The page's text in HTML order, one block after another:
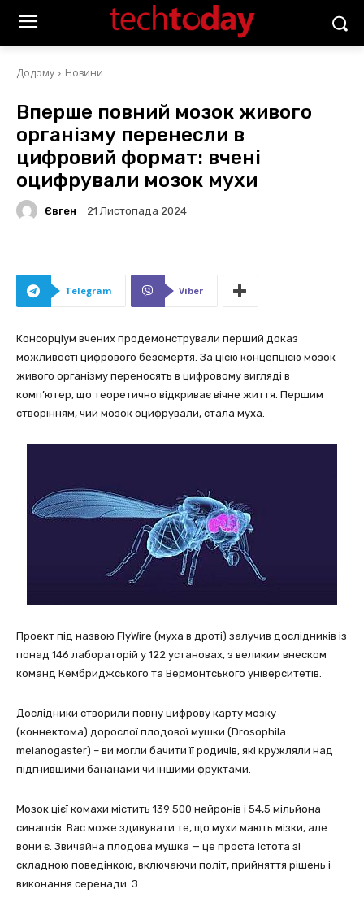
Додому Новини
Вперше повний мозок живого
організму перенесли в
цифровий формат: вчені
оцифрували мозок мухи
Євген 21 Листопада 2024
Telegram Viber
Консорціум вчених продемонстрували перший доказ
можливості цифрового безсмертя. За цією концепцією мозок
живого організму переносять в цифровому вигляді в
комп’ютер, що теоретично відкриває вічне життя. Першим
створінням, чий мозок оцифрували, стала муха.
Проект під назвою FlyWire (муха в дроті) залучив дослідників із
понад 146 лабораторій у 122 установах, з великим внеском
команд Кембриджського та Вермонтського університетів.
Дослідники створили повну цифрову карту мозку
(коннектома) дорослої плодової мушки (Drosophila
melanogaster) – ви могли бачити її родичів, які кружляли над
підгнившими бананами чи іншими фруктами.
Мозок цієї комахи містить 139 500 нейронів і 54,5 мільйона
синапсів. Вас може здивувати те, що мухи мають мізки, але
вони є. Звичайна плодова мушка — це проста істота зі
складною поведінкою, включаючи політ, прийняття рішень і
виконання серенади. З